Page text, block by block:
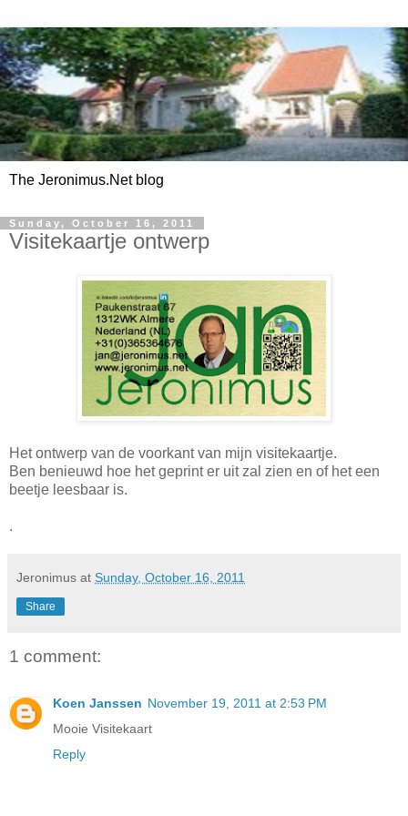
The Jeronimus.Net blog
Sunday, October 16, 2011
Visitekaartje ontwerp
Het ontwerp van de voorkant van mijn visitekaartje.
Ben benieuwd hoe het geprint er uit zal zien en of het een
beetje leesbaar is.
.
Jeronimus at Sunday, October 16, 2011
Share
1 comment:
Koen Janssen November 19, 2011 at 2:53 PM
Mooie Visitekaart
Reply